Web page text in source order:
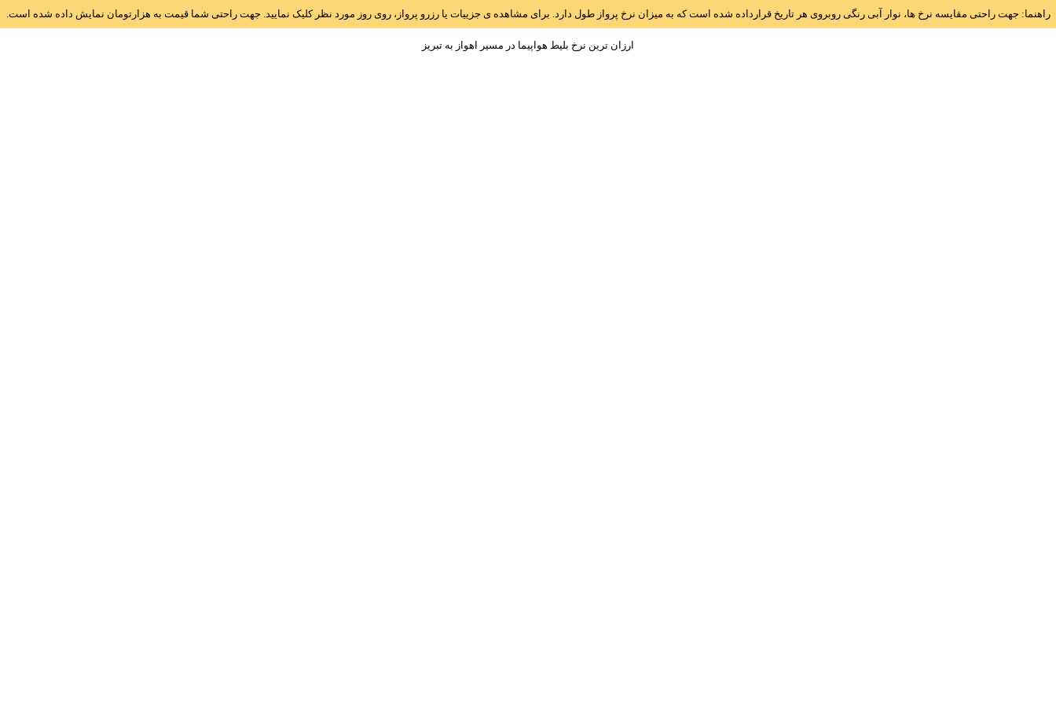
راهنما: جهت راحتی مقایسه نرخ ها، نوار آبی رنگی روبروی هر تاریخ قرارداده شده است که به میزان نرخ پرواز طول دارد. برای مشاهده ی جزییات یا رزرو پرواز، روی روز مورد نظر کلیک نمایید. جهت راحتی شما قیمت به هزارتومان نمایش داده شده است.
ارزان ترین نرخ بلیط هواپیما در مسیر اهواز به تبريز